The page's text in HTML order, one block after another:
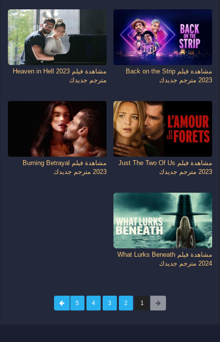
مشاهدة فيلم Back on the Strip
2023 مترجم جديدك
مشاهدة فيلم Heaven in Hell 2023
مترجم جديدك
مشاهدة فيلم Just The Two Of Us
2023 مترجم جديدك
مشاهدة فيلم Burning Betrayal
2023 مترجم جديدك
مشاهدة فيلم What Lurks Beneath
2024 مترجم جديدك
1
2
3
4
5